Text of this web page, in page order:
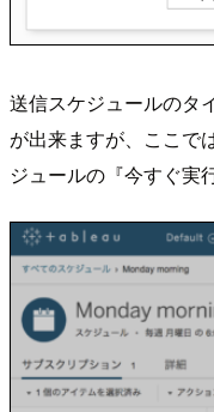
送信スケジュールのタ
が出来ますが、ここで
ジュールの『今すぐ実